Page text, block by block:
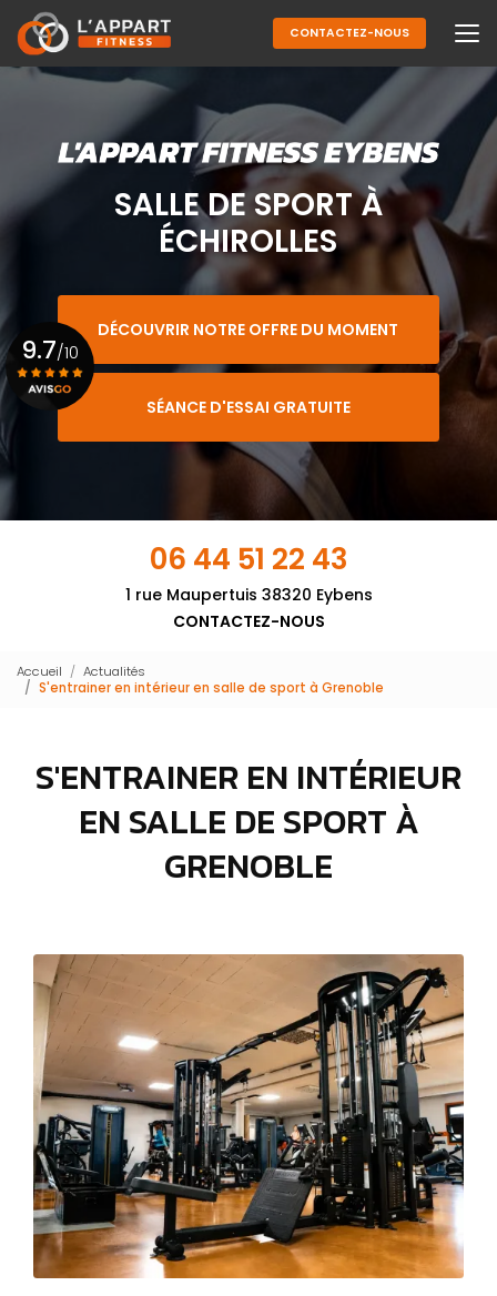
au
contenu
principal
CONTACTEZ-NOUS
SALLE DE SPORT À
ÉCHIROLLES
DÉCOUVRIR NOTRE OFFRE DU MOMENT
SÉANCE D'ESSAI GRATUITE
06 44 51 22 43
1 rue Maupertuis 38320 Eybens
CONTACTEZ-NOUS
9.7/10
Accueil
Actualités
S'entrainer en intérieur en salle de sport à Grenoble
S'ENTRAINER EN INTÉRIEUR
EN SALLE DE SPORT À
GRENOBLE